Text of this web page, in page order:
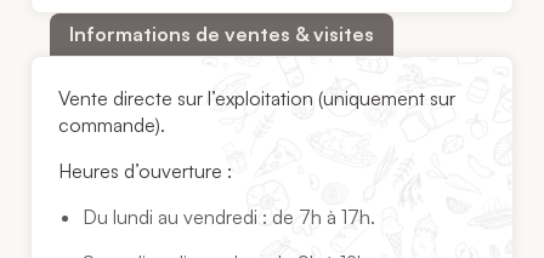
Informations de ventes & visites
Vente directe sur l’exploitation (uniquement sur
commande).
Heures d’ouverture :
Du lundi au vendredi : de 7h à 17h.